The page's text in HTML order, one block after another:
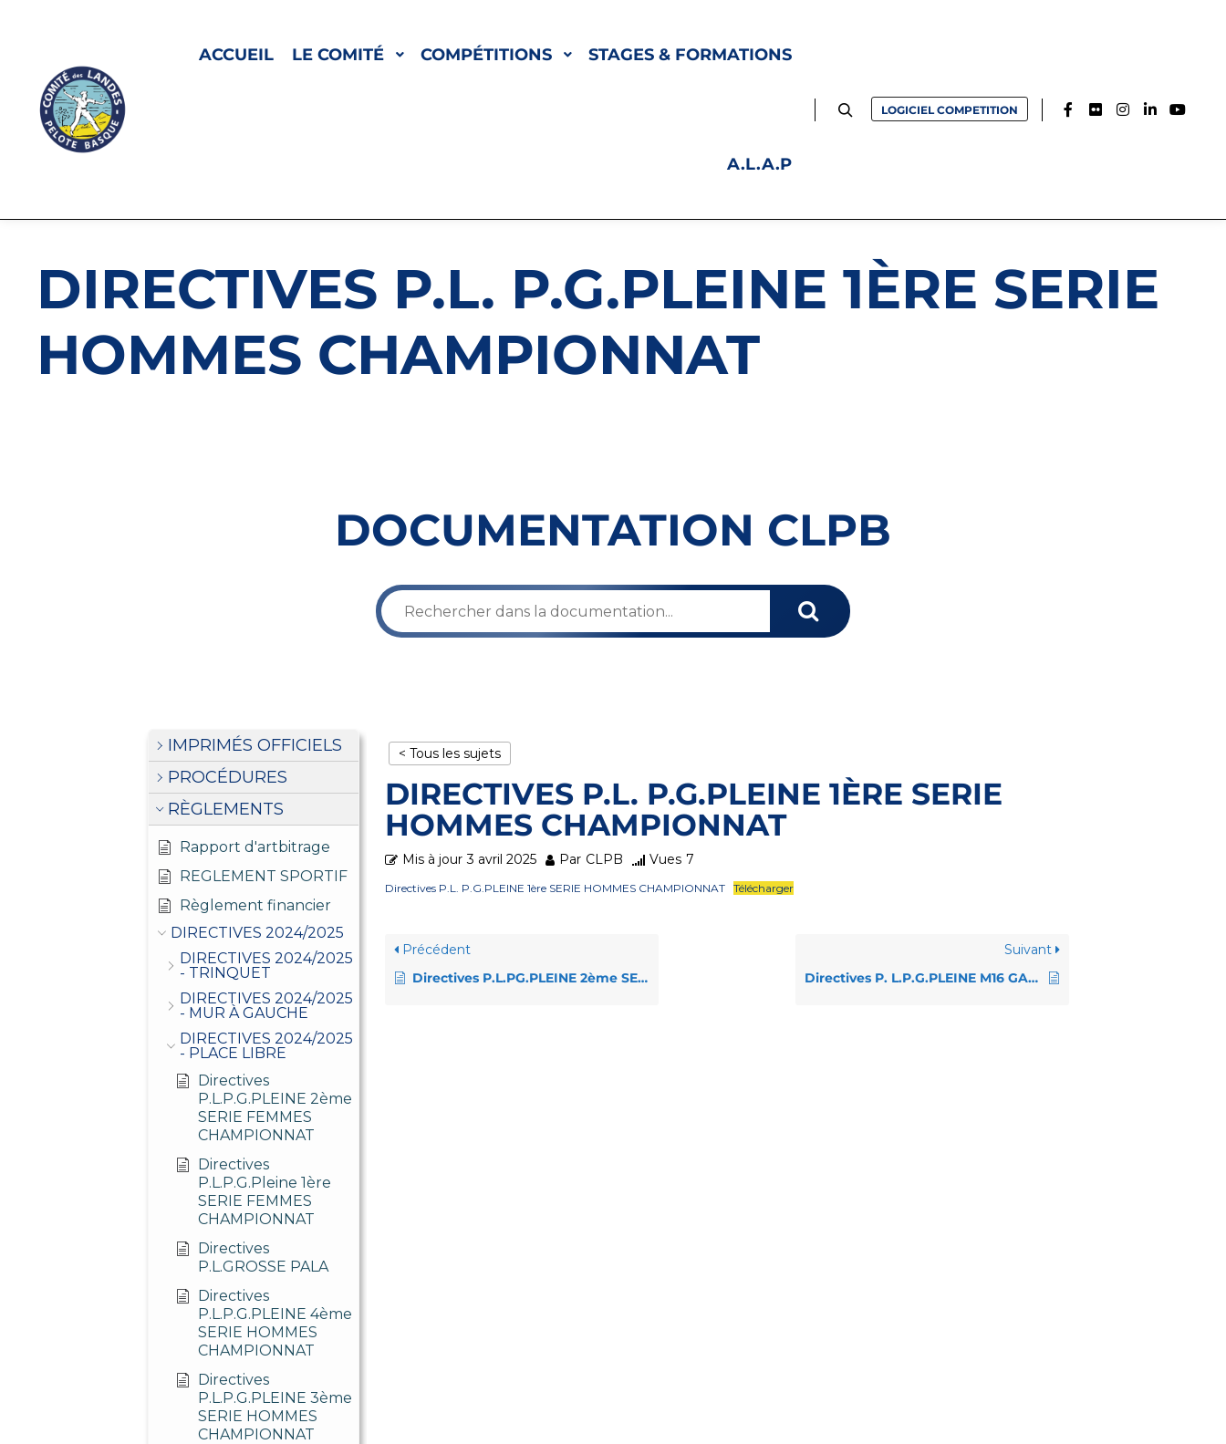
ACCUEIL LE COMITÉ COMPÉTITIONS STAGES & FORMATIONS
A.L.A.P
LOGICIEL COMPETITION
DIRECTIVES P.L. P.G.PLEINE 1ÈRE SERIE
HOMMES CHAMPIONNAT
DOCUMENTATION CLPB
IMPRIMÉS OFFICIELS
PROCÉDURES
RÈGLEMENTS
Rapport d'artbitrage
REGLEMENT SPORTIF
Règlement financier
DIRECTIVES 2024/2025
DIRECTIVES 2024/2025
- TRINQUET
DIRECTIVES 2024/2025
- MUR À GAUCHE
DIRECTIVES 2024/2025
- PLACE LIBRE
Directives
P.L.P.G.PLEINE 2ème
SERIE FEMMES
CHAMPIONNAT
Directives
P.L.P.G.Pleine 1ère
SERIE FEMMES
CHAMPIONNAT
Directives
P.L.GROSSE PALA
Directives
P.L.P.G.PLEINE 4ème
SERIE HOMMES
CHAMPIONNAT
Directives
P.L.P.G.PLEINE 3ème
SERIE HOMMES
CHAMPIONNAT
< Tous les sujets
DIRECTIVES P.L. P.G.PLEINE 1ÈRE SERIE
HOMMES CHAMPIONNAT
Mis à jour 3 avril 2025 Par CLPB Vues 7
Directives P.L. P.G.PLEINE 1ère SERIE HOMMES CHAMPIONNAT Télécharger
Précédent
Directives P.L.PG.PLEINE 2ème SERIE HOMMES CHAMPIONNAT
Suivant
Directives P. L.P.G.PLEINE M16 GARCONS COUPE